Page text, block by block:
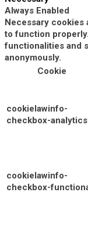
Always Enabled
Necessary cookies
to function
functionalities and
anonymously.
Cookie
cookielawinfo-
checkbox-analytics
cookielawinfo-
checkbox-